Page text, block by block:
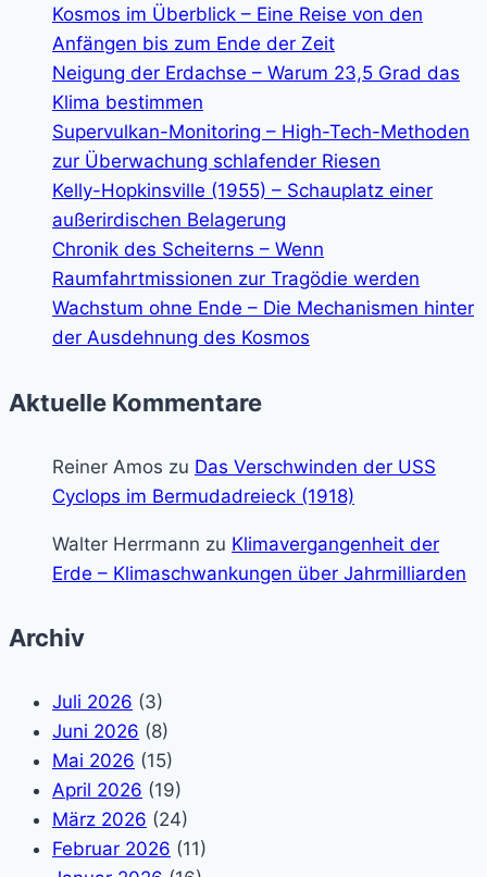
Kosmos im Überblick – Eine Reise von den
Anfängen bis zum Ende der Zeit
Neigung der Erdachse – Warum 23,5 Grad das
Klima bestimmen
Supervulkan-Monitoring – High-Tech-Methoden
zur Überwachung schlafender Riesen
Kelly-Hopkinsville (1955) – Schauplatz einer
außerirdischen Belagerung
Chronik des Scheiterns – Wenn
Raumfahrtmissionen zur Tragödie werden
Wachstum ohne Ende – Die Mechanismen hinter
der Ausdehnung des Kosmos
Aktuelle Kommentare
Reiner Amos zu Das Verschwinden der USS
Cyclops im Bermudadreieck (1918)
Walter Herrmann zu Klimavergangenheit der
Erde – Klimaschwankungen über Jahrmilliarden
Archiv
Juli 2026 (3)
Juni 2026 (8)
Mai 2026 (15)
April 2026 (19)
März 2026 (24)
Februar 2026 (11)